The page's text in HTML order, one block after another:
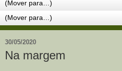
30/05/2020
Na margem